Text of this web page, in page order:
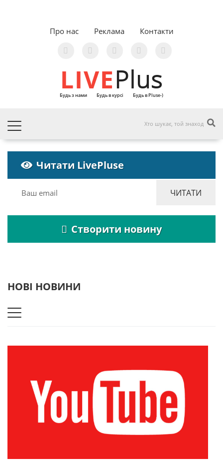
Про нас Реклама Контакти
LIVEPlus
Будь з нами Будь в курсі Будь в Pluse-)
Читати LivePluse
Створити новину
НОВІ НОВИНИ